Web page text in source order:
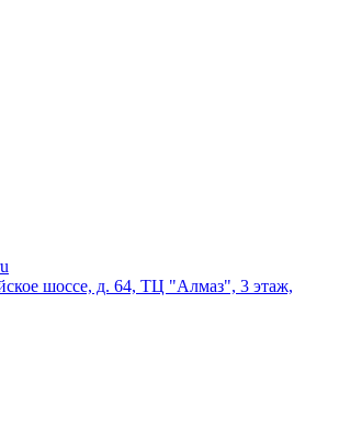
шоссе, д. 64, ТЦ "Алмаз", 3 этаж,